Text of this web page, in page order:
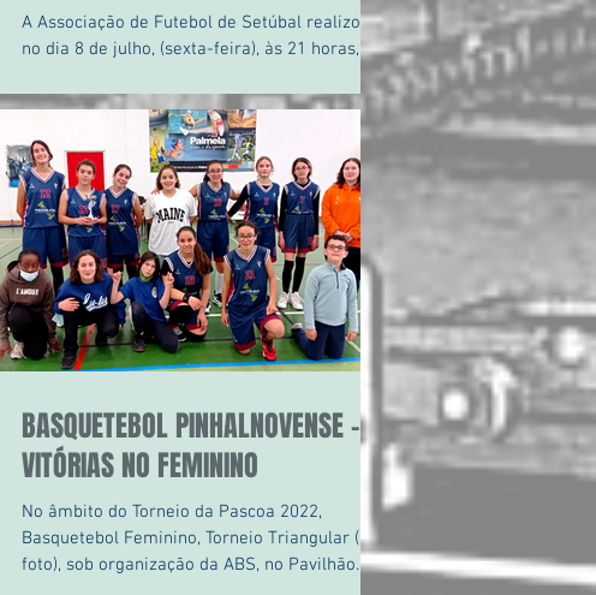
A Associação de Futebol de Setúbal realizou,
no dia 8 de julho, (sexta-feira), às 21 horas, no
BASQUETEBOL PINHALNOVENSE –
VITÓRIAS NO FEMININO
No âmbito do Torneio da Pascoa 2022,
Basquetebol Feminino, Torneio Triangular (na
foto), sob organização da ABS, no Pavilhão